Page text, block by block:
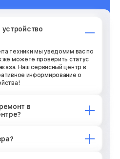
техники мы уведомим вас по
можете проверить статус
Наш сервисный центр в
информирование о
в